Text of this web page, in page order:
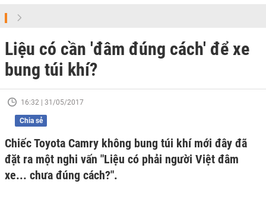
Liệu có cần 'đâm đúng cách' để xe
bung túi khí?
16:32 | 31/05/2017
Chia sẻ
Chiếc Toyota Camry không bung túi khí mới đây đã
đặt ra một nghi vấn "Liệu có phải người Việt đâm
xe... chưa đúng cách?".